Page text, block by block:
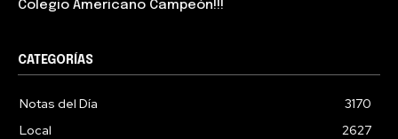
Colegio Americano Campeón!!!
CATEGORÍAS
Notas del Día
3170
Local
2627